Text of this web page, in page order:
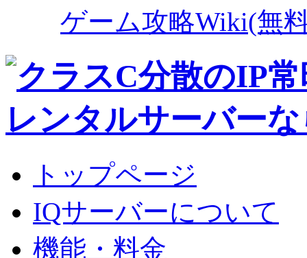
ゲーム攻略Wiki(無
トップページ
IQサーバーについて
機能・料金